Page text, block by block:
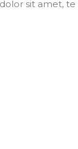
sit amet, te